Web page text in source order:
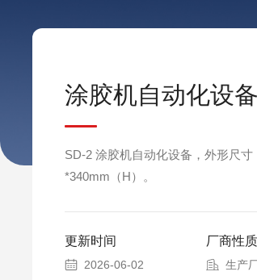
涂胶机自动化设备
SD-2 涂胶机自动化设备，外形尺寸
*340mm（H）。
更新时间
2026-06-02
厂商性质
生产